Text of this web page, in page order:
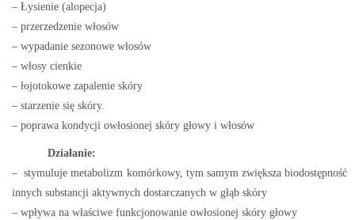
– Łysienie (alopecja)
– przerzedzenie włosów
– wypadanie sezonowe włosów
– włosy cienkie
– łojotokowe zapalenie skóry
– starzenie się skóry.
– poprawa kondycji owłosionej skóry głowy i włosów
Działanie:
– stymuluje metabolizm komórkowy, tym samym zwiększa biodostępność
innych substancji aktywnych dostarczanych w głąb skóry
– wpływa na właściwe funkcjonowanie owłosionej skóry głowy